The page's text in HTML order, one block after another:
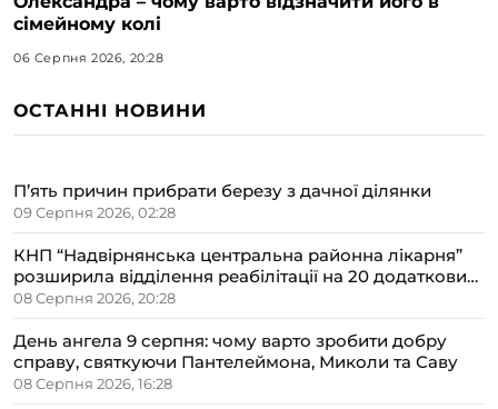
сімейному колі
06 Серпня 2026, 20:28
ОСТАННІ НОВИНИ
П’ять причин прибрати березу з дачної ділянки
09 Серпня 2026, 02:28
КНП “Надвірнянська центральна районна лікарня”
розширила відділення реабілітації на 20 додаткових
ліжок
08 Серпня 2026, 20:28
День ангела 9 серпня: чому варто зробити добру
справу, святкуючи Пантелеймона, Миколи та Саву
08 Серпня 2026, 16:28